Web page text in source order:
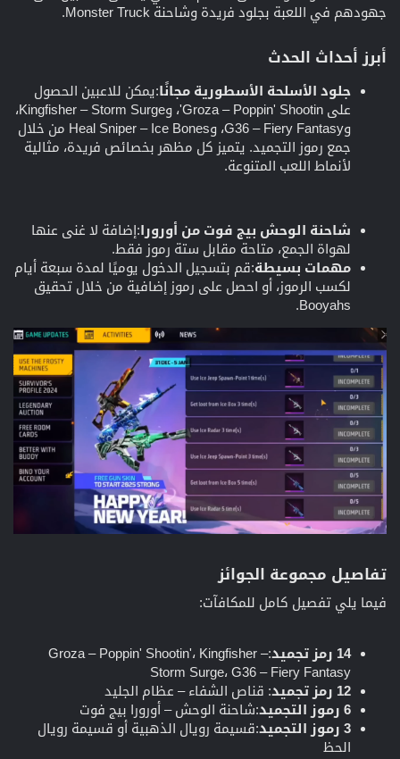
جهودهم في اللعبة بجلود فريدة وشاحنة Monster Truck.
أبرز أحداث الحدث
جلود الأسلحة الأسطورية مجانًا:يمكن للاعبين الحصول
على Groza – Poppin' Shootin'، وKingfisher – Storm Surge،
وG36 – Fiery Fantasy، وHeal Sniper – Ice Bones من خلال
جمع رموز التجميد. يتميز كل مظهر بخصائص فريدة، مثالية
لأنماط اللعب المتنوعة.
شاحنة الوحش بيج فوت من أورورا:إضافة لا غنى عنها
لهواة الجمع، متاحة مقابل ستة رموز فقط.
مهمات بسيطة:قم بتسجيل الدخول يوميًا لمدة سبعة أيام
لكسب الرموز، أو احصل على رموز إضافية من خلال تحقيق
Booyahs.
تفاصيل مجموعة الجوائز
فيما يلي تفصيل كامل للمكافآت:
14 رمز تجميد
:Groza – Poppin' Shootin'، Kingfisher –
Storm Surge، G36 – Fiery Fantasy
12 رمز تجميد
: قناص الشفاء – عظام الجليد
6 رموز التجميد
:شاحنة الوحش – أورورا بيج فوت
3 رموز التجميد
:قسيمة رويال الذهبية أو قسيمة رويال
الحظ